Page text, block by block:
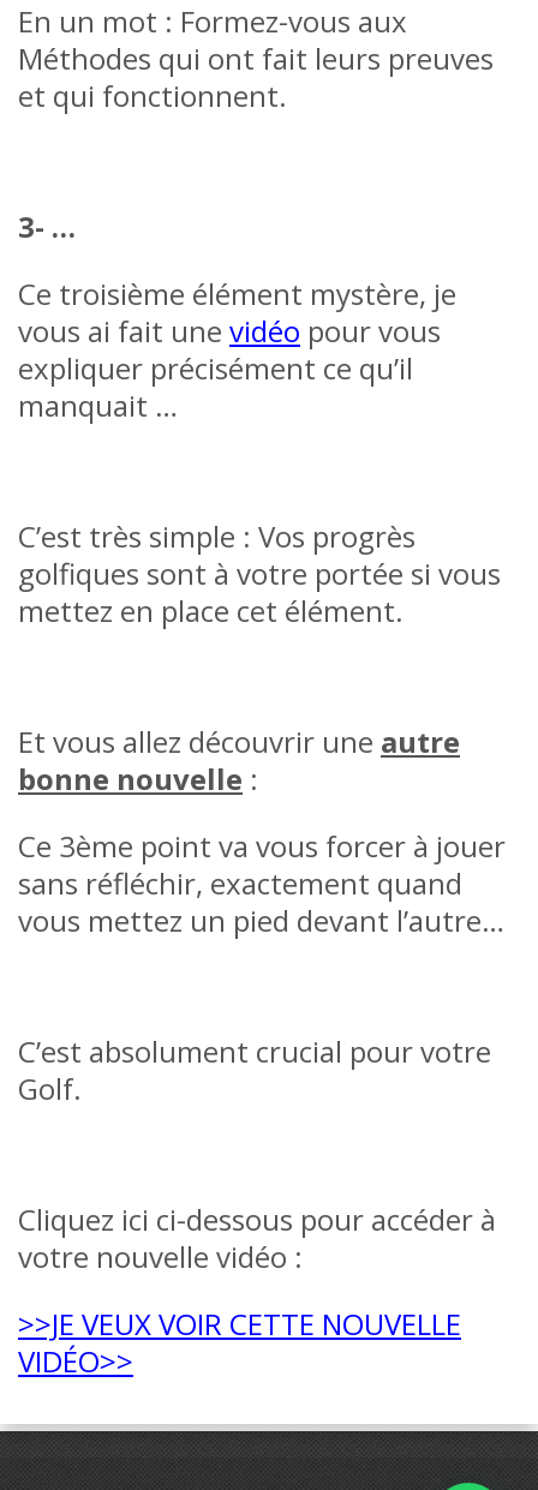
En un mot : Formez-vous aux
Méthodes qui ont fait leurs preuves
et qui fonctionnent.
3- …
Ce troisième élément mystère, je
vous ai fait une vidéo pour vous
expliquer précisément ce qu’il
manquait …
C’est très simple : Vos progrès
golfiques sont à votre portée si vous
mettez en place cet élément.
Et vous allez découvrir une autre
bonne nouvelle :
Ce 3ème point va vous forcer à jouer
sans réfléchir, exactement quand
vous mettez un pied devant l’autre…
C’est absolument crucial pour votre
Golf.
Cliquez ici ci-dessous pour accéder à
votre nouvelle vidéo :
>>JE VEUX VOIR CETTE NOUVELLE
VIDÉO>>